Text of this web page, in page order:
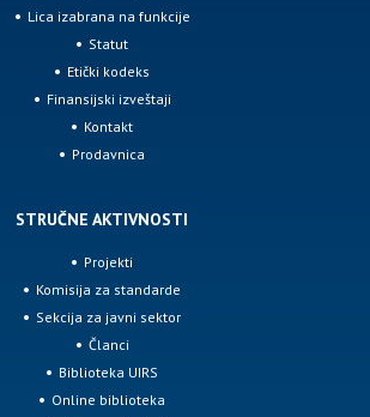
Lica izabrana na funkcije
Statut
Etički kodeks
Finansijski izveštaji
Kontakt
Prodavnica
STRUČNE AKTIVNOSTI
Projekti
Komisija za standarde
Sekcija za javni sektor
Članci
Biblioteka UIRS
Online biblioteka